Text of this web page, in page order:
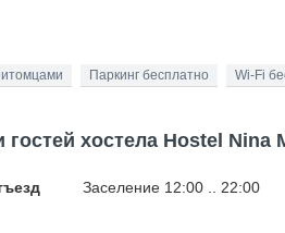
Паркинг бесплатно Wi-Fi
хостела Hostel Nina
Заселение 12:00 .. 22:00